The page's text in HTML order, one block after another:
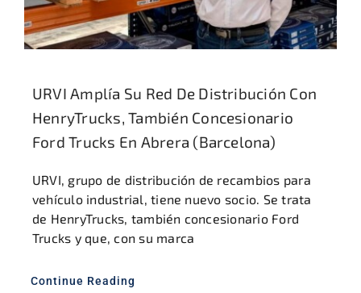
URVI Amplía Su Red De Distribución Con
HenryTrucks, También Concesionario
Ford Trucks En Abrera (Barcelona)
URVI, grupo de distribución de recambios para
vehículo industrial, tiene nuevo socio. Se trata
de HenryTrucks, también concesionario Ford
Trucks y que, con su marca
Continue Reading